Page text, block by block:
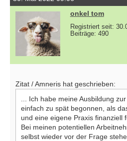
onkel tom
Registriert seit:
Beiträge: 490
Zitat / Amneris hat geschrieben:
... Ich habe meine Ausbildung
einfach zu spät begonnen, als
und eine eigene Praxis finanziell
Bei meinen potentiellen
selbst wieder vor der Frage